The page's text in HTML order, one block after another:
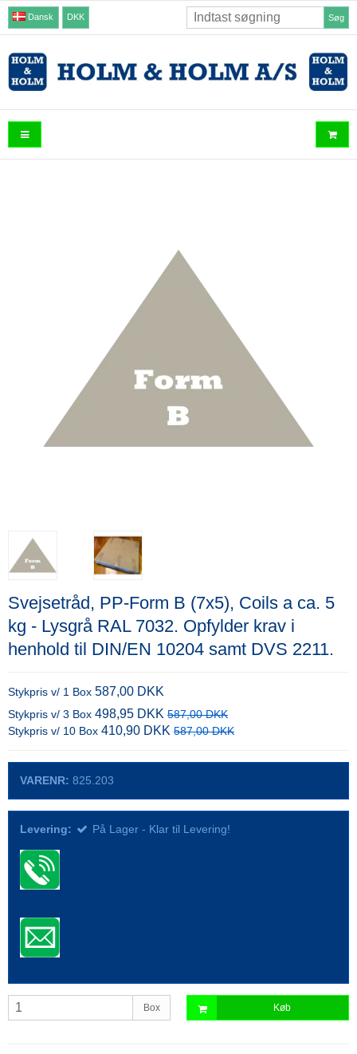
Dansk DKK Søg
Svejsetråd, PP-Form B (7x5), Coils a ca. 5
kg - Lysgrå RAL 7032. Opfylder krav i
henhold til DIN/EN 10204 samt DVS 2211.
Stykpris v/ 1 Box 587,00 DKK
Stykpris v/ 3 Box 498,95 DKK 587,00 DKK
Stykpris v/ 10 Box 410,90 DKK 587,00 DKK
VARENR: 825.203
Levering: På Lager - Klar til Levering!
Box Køb